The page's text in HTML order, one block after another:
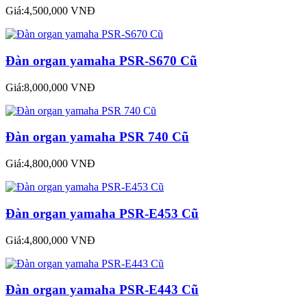
Giá:4,500,000 VNĐ
Đàn organ yamaha PSR-S670 Cũ
Giá:8,000,000 VNĐ
Đàn organ yamaha PSR 740 Cũ
Giá:4,800,000 VNĐ
Đàn organ yamaha PSR-E453 Cũ
Giá:4,800,000 VNĐ
Đàn organ yamaha PSR-E443 Cũ